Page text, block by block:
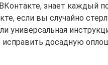
знает каждый
если вы случайно
универсальная
исправить досадную